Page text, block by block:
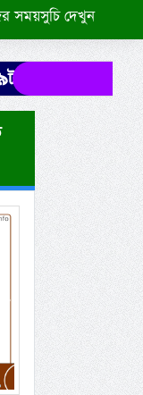
সময়সুচি দেখুন
যেসব জেলায় ৬০